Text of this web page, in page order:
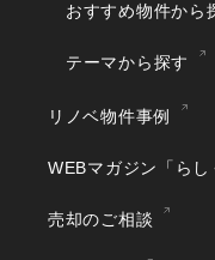
おすすめ物件から
テーマから探す
リノベ物件事例
WEBマガジン「らし
売却のご相談